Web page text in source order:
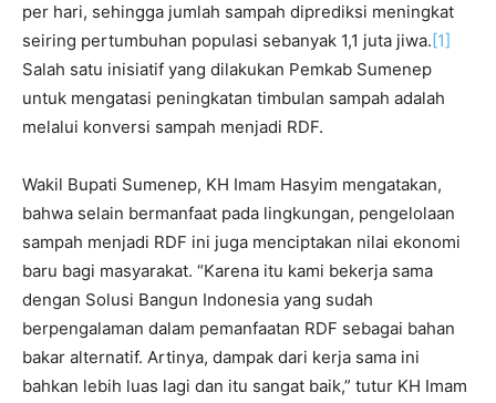
per hari, sehingga jumlah sampah diprediksi meningkat
seiring pertumbuhan populasi sebanyak 1,1 juta jiwa.[1]
Salah satu inisiatif yang dilakukan Pemkab Sumenep
untuk mengatasi peningkatan timbulan sampah adalah
melalui konversi sampah menjadi RDF.
Wakil Bupati Sumenep, KH Imam Hasyim mengatakan,
bahwa selain bermanfaat pada lingkungan, pengelolaan
sampah menjadi RDF ini juga menciptakan nilai ekonomi
baru bagi masyarakat. “Karena itu kami bekerja sama
dengan Solusi Bangun Indonesia yang sudah
berpengalaman dalam pemanfaatan RDF sebagai bahan
bakar alternatif. Artinya, dampak dari kerja sama ini
bahkan lebih luas lagi dan itu sangat baik,” tutur KH Imam